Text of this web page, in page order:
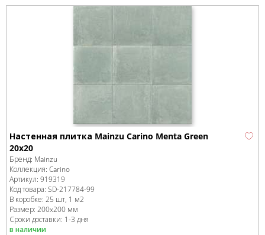
Настенная плитка Mainzu Carino Menta Green
20х20
Бренд: Mainzu
Коллекция: Carino
Артикул: 919319
Код товара: SD-217784-99
В коробке: 25 шт, 1 м2
Размер: 200x200 мм
Сроки доставки: 1-3 дня
в наличии